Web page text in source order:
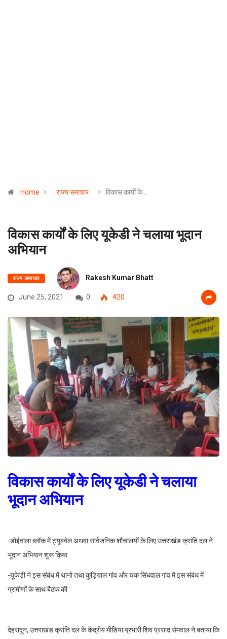
Home राज्य समाचार विकास कार्यों के…
विकास कार्यों के लिए यूकेडी ने चलाया भूदान
अभियान
राज्य समाचार Rakesh Kumar Bhatt
June 25, 2021 0 420
विकास कार्यों के लिए यूकेडी ने चलाया
भूदान अभियान
-डोईवाला ब्लॉक में ट्यूबवेल अथवा सार्वजनिक शौचालयों के लिए उत्तराखंड क्रांति दल ने
भूदान अभियान शुरू किया
-यूकेडी ने इस संबंध में थानो तथा कुड़ियाल गांव और चक सिंधवाल गांव में इस संबंध में
ग्रामीणों के साथ बैठक की
देहरादून, उत्तराखंड क्रांति दल के केंद्रीय मीडिया प्रभारी शिव प्रसाद सेमवाल ने बताया कि